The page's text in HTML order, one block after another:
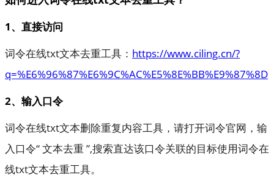
1、直接访问
词令在线txt文本去重工具： https://www.ciling.cn/?
q=%E6%96%87%E6%9C%AC%E5%8E%BB%E9%87%8D
2、输入口令
词令在线txt文本删除重复内容工具，请打开词令官网，输
入口令“ 文本去重 ”,搜索直达该口令关联的目标使用词令在
线txt文本去重工具。